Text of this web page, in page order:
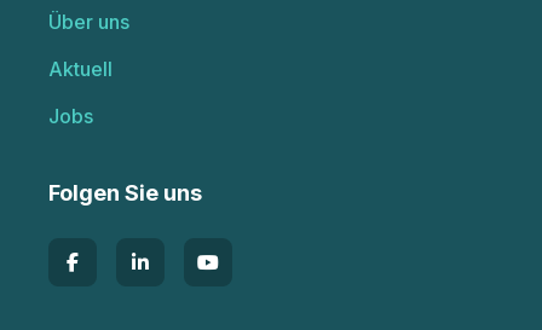
Über uns
Aktuell
Jobs
Folgen Sie uns